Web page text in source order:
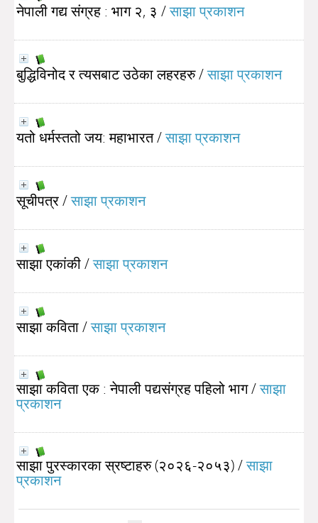
नेपाली गद्य संग्रह : भाग २, ३ /साझा प्रकाशन
बुद्धिविनोद र त्यसबाट उठेका लहरहरु/साझा प्रकाशन
यतो धर्मस्ततो जय: महाभारत/साझा प्रकाशन
सूचीपत्र/साझा प्रकाशन
साझा एकांकी/साझा प्रकाशन
साझा कविता/साझा प्रकाशन
साझा कविता एक : नेपाली पद्यसंग्रह पहिलो भाग/साझा
प्रकाशन
साझा पुरस्कारका स्रष्टाहरु (२०२६-२०५३)/साझा
प्रकाशन